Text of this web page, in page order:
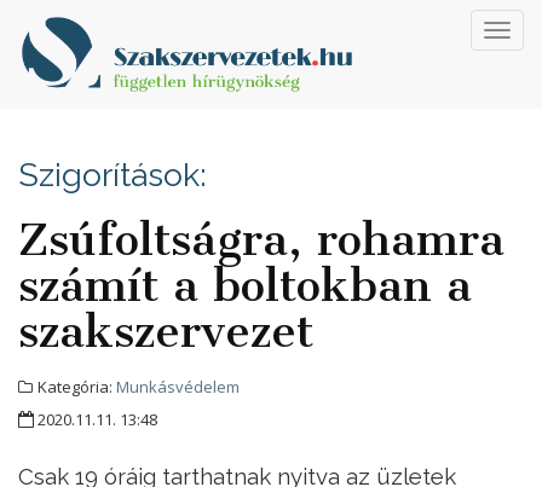
Szigorítások:
Zsúfoltságra, rohamra
számít a boltokban a
szakszervezet
Kategória: Munkásvédelem
2020.11.11. 13:48
Csak 19 óráig tarthatnak nyitva az üzletek